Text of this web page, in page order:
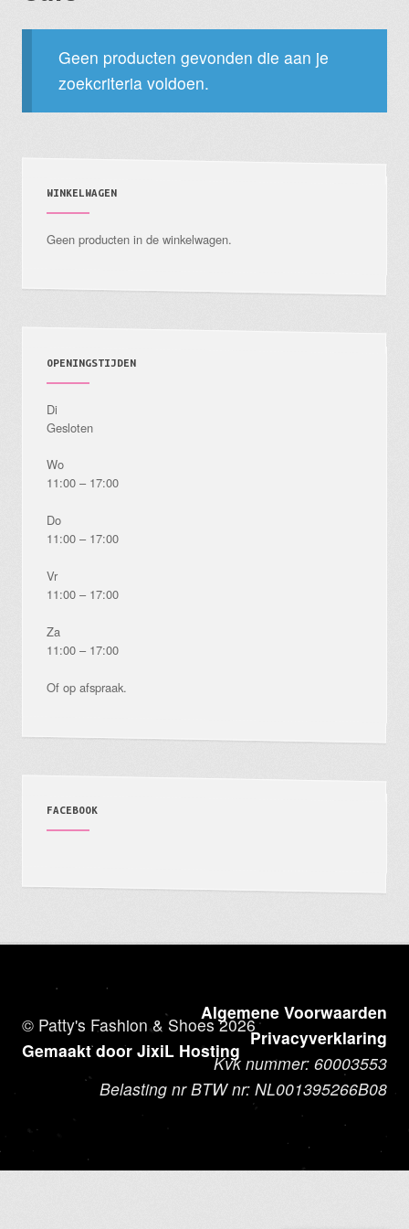
Geen producten gevonden die aan je
zoekcriteria voldoen.
WINKELWAGEN
Geen producten in de winkelwagen.
OPENINGSTIJDEN
Di
Gesloten
Wo
11:00 – 17:00
Do
11:00 – 17:00
Vr
11:00 – 17:00
Za
11:00 – 17:00
Of op afspraak.
FACEBOOK
© Patty's Fashion & Shoes 2026
Gemaakt door JixiL Hosting
Algemene Voorwaarden
Privacyverklaring
Kvk nummer: 60003553
Belasting nr BTW nr: NL001395266B08